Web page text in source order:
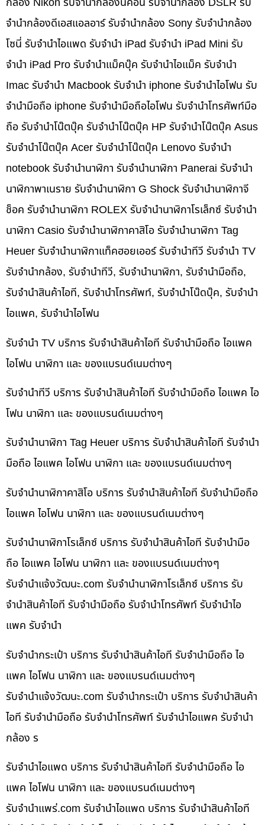
จำนำกล้องดีเอสแอลอาร์ รับจำนำกล้อง Sony รับจำนำกล้อง
โซนี่ รับจำนำไอแพด รับจำนำ iPad รับจำนำ iPad Mini รับ
จำนำ iPad Pro รับจำนำแม็คบุ๊ค รับจำนำไอแม็ค รับจำนำ
Imac รับจำนำ Macbook รับจำนำ iphone รับจำนำไอโฟน รับ
จำนำมือถือ iphone รับจำนำมือถือไอโฟน รับจำนำโทรศัพท์มือ
ถือ รับจำนำโน๊ตบุ๊ค รับจำนำโน๊ตบุ๊ค HP รับจำนำโน๊ตบุ๊ค Asus
รับจำนำโน๊ตบุ๊ค Acer รับจำนำโน๊ตบุ๊ค Lenovo รับจำนำ
notebook รับจำนำนาฬิกา รับจำนำนาฬิกา Panerai รับจำนำ
นาฬิกาพาเนราย รับจำนำนาฬิกา G Shock รับจำนำนาฬิกาจี
ช็อค รับจำนำนาฬิกา ROLEX รับจำนำนาฬิกาโรเล็กซ์ รับจำนำ
นาฬิกา Casio รับจำนำนาฬิกาคาสิโอ รับจำนำนาฬิกา Tag
Heuer รับจำนำนาฬิกาแท็คฮอยเออร์ รับจำนำทีวี รับจำนำ TV
รับจำนำกล้อง, รับจำนำทีวี, รับจำนำนาฬิกา, รับจำนำมือถือ,
รับจำนำสินค้าไอที, รับจำนำโทรศัพท์, รับจำนำโน๊ดบุ๊ค, รับจำนำ
ไอแพค, รับจำนำไอโฟน
รับจำนำ TV บริการ รับจำนำสินค้าไอที รับจำนำมือถือ ไอแพค
ไอโฟน นาฬิกา และ ของแบรนด์เนมต่างๆ
รับจำนำทีวี บริการ รับจำนำสินค้าไอที รับจำนำมือถือ ไอแพค ไอ
โฟน นาฬิกา และ ของแบรนด์เนมต่างๆ
รับจำนำนาฬิกา Tag Heuer บริการ รับจำนำสินค้าไอที รับจำนำ
มือถือ ไอแพค ไอโฟน นาฬิกา และ ของแบรนด์เนมต่างๆ
รับจำนำนาฬิกาคาสิโอ บริการ รับจำนำสินค้าไอที รับจำนำมือถือ
ไอแพค ไอโฟน นาฬิกา และ ของแบรนด์เนมต่างๆ
รับจำนำนาฬิกาโรเล็กซ์ บริการ รับจำนำสินค้าไอที รับจำนำมือ
ถือ ไอแพค ไอโฟน นาฬิกา และ ของแบรนด์เนมต่างๆ
รับจํานําแจ้งวัฒนะ.com รับจำนำนาฬิกาโรเล็กซ์ บริการ รับ
จำนำสินค้าไอที รับจำนำมือถือ รับจำนำโทรศัพท์ รับจำนำไอ
แพค รับจำนำ
รับจำนำกระเป๋า บริการ รับจำนำสินค้าไอที รับจำนำมือถือ ไอ
แพค ไอโฟน นาฬิกา และ ของแบรนด์เนมต่างๆ
รับจํานําแจ้งวัฒนะ.com รับจำนำกระเป๋า บริการ รับจำนำสินค้า
ไอที รับจำนำมือถือ รับจำนำโทรศัพท์ รับจำนำไอแพค รับจำนำ
กล้อง ร
รับจำนำไอแพด บริการ รับจำนำสินค้าไอที รับจำนำมือถือ ไอ
แพค ไอโฟน นาฬิกา และ ของแบรนด์เนมต่างๆ
รับจํานําแพร่.com รับจำนำไอแพด บริการ รับจำนำสินค้าไอที